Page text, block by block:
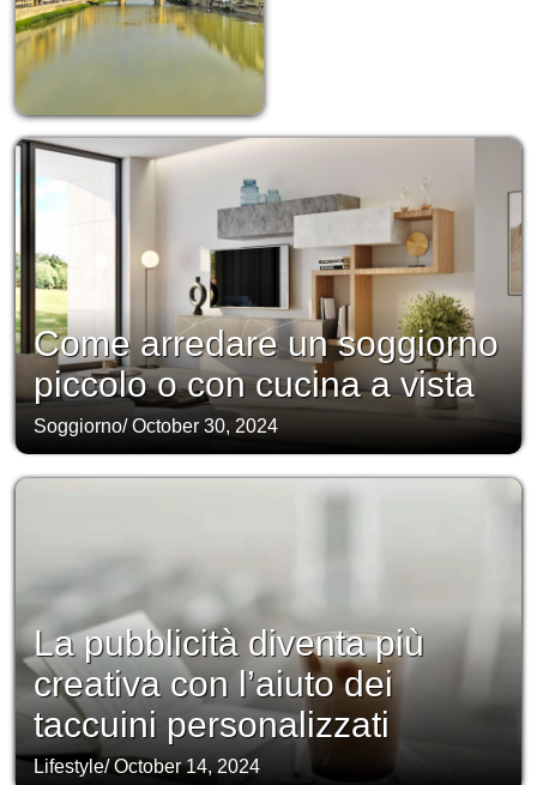
Come arredare un soggiorno
piccolo o con cucina a vista
Soggiorno/October 30, 2024
La pubblicità diventa più
creativa con l’aiuto dei
taccuini personalizzati
Lifestyle/October 14, 2024